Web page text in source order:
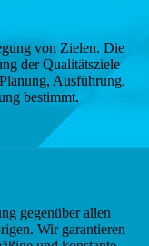
von Zielen. Die
der Qualitätsziele
Ausführung,
bestimmt.
gegenüber allen
Wir garantieren